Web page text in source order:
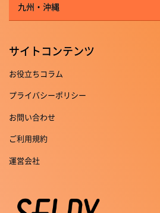
九州・沖縄
サイトコンテンツ
お役立ちコラム
プライバシーポリシー
お問い合わせ
ご利用規約
運営会社